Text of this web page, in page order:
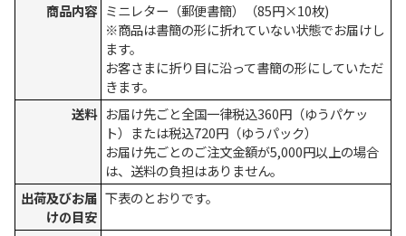
商品内容 ミニレター（郵便書簡）（85円×10枚)
※商品は書簡の形に折れていない状態でお届けし
ます。
お客さまに折り目に沿って書簡の形にしていただ
きます。
送料 お届け先ごと全国一律税込360円（ゆうパケッ
ト）または税込720円（ゆうパック）
お届け先ごとのご注文金額が5,000円以上の場合
は、送料の負担はありません。
出荷及びお届
けの目安
下表のとおりです。